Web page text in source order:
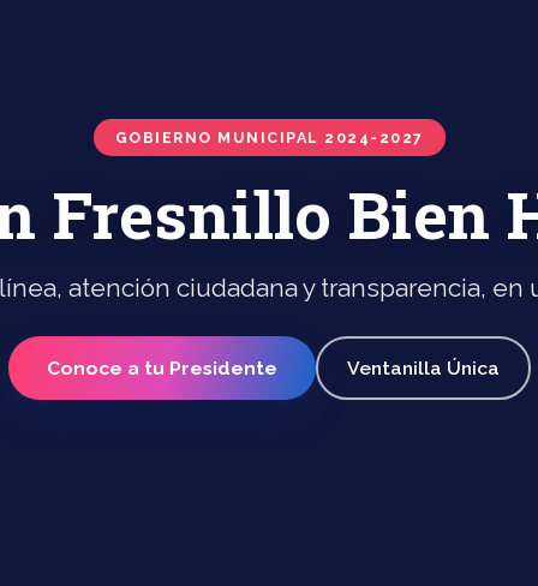
GOBIERNO MUNICIPAL 2024-2027
Fresnillo Bien
atención ciudadana y transparencia, en
Conoce a tu Presidente Ventanilla Única